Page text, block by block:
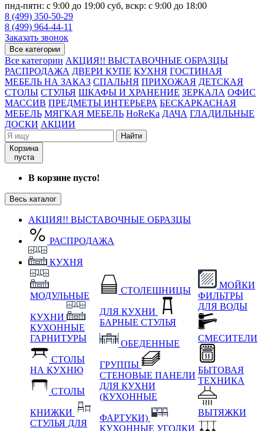
пнд-пятн: с 9:00 до 19:00 суб, вскр: с 9:00 до 18:00
8 (499) 350-50-29
8 (499) 964-44-11
Заказать звонок
Все категории
Все категории АКЦИЯ!! ВЫСТАВОЧНЫЕ ОБРАЗЦЫ
РАСПРОДАЖА ДВЕРИ КУПЕ КУХНЯ ГОСТИНАЯ
МЕБЕЛЬ НА ЗАКАЗ СПАЛЬНЯ ПРИХОЖАЯ ДЕТСКАЯ
СТОЛЫ СТУЛЬЯ ШКАФЫ И ХРАНЕНИЕ ЗЕРКАЛА ОФИС
МАССИВ ПРЕДМЕТЫ ИНТЕРЬЕРА БЕСКАРКАСНАЯ
МЕБЕЛЬ МЯГКАЯ МЕБЕЛЬ HoReKa ДАЧА ГЛАДИЛЬНЫЕ
ДОСКИ АКЦИИ
Найти
Корзина
пуста
В корзине пусто!
Весь каталог
АКЦИЯ!! ВЫСТАВОЧНЫЕ ОБРАЗЦЫ
РАСПРОДАЖА
КУХНЯ
МОДУЛЬНЫЕ
КУХНИ
КУХОННЫЕ
ГАРНИТУРЫ
СТОЛЫ
НА КУХНЮ
СТОЛЫ
КНИЖКИ
СТУЛЬЯ ДЛЯ
СТОЛЕШНИЦЫ
ДЛЯ КУХНИ
БАРНЫЕ СТУЛЬЯ
ОБЕДЕННЫЕ
ГРУППЫ
СТЕНОВЫЕ ПАНЕЛИ
ДЛЯ КУХНИ
(КУХОННЫЕ
ФАРТУКИ)
КУХОННЫЕ УГОЛКИ
МОЙКИ
ФИЛЬТРЫ
ДЛЯ ВОДЫ
СМЕСИТЕЛИ
БЫТОВАЯ
ТЕХНИКА
ВЫТЯЖКИ